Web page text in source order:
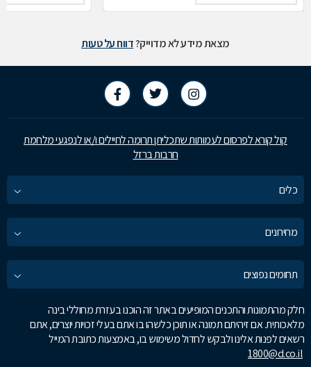
מצאת מידע לא מדוייק?דווח על טעות
קול קורא לפרסום לעמותות שתכליתן תרומה לחיילים ו/או לנפגעי מלחמת
חרבות ברזל
כלים
מחירונים
תחומים נפוצים
חלק מהתמונות והתכנים המופיעים באתר זה הוכנו בעזרת מחוללי בינה
מלאכותית. אם זיהיתם תמונה או תוכן כלשהו בו אתם בעלי זכויות יוצרים, אתם
רשאים לפנות אלינו ולבקש לחדול משימוש בו, באמצעות כתובת המייל
1800@d.co.il